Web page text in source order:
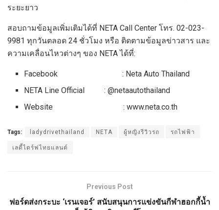
ระยะยาว
สอบถามข้อมูลเพิ่มเติมได้ที่ NETA Call Center โทร. 02-023-
9981 ทุกวันตลอด 24 ชั่วโมง หรือ ติดตามข้อมูลข่าวสาร และ
ความเคลื่อนไหวต่างๆ ของ NETA ได้ที่:
Facebook : Neta Auto Thailand
NETA Line Official : @netaautothailand
Website : www.neta.co.th
Tags: ladydrivethailand NETA ผู้หญิงรีวิวรถ รถไฟฟ้า
เลดี้ไดร์ฟไทยแลนด์
Previous Post
ฟอร์ดส่งกระบะ ‘เรนเจอร์’ สนับสนุนการแข่งขันกีฬาฮอกกี้น้ำ